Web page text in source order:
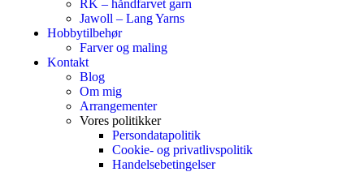
RK – håndfarvet garn
Jawoll – Lang Yarns
Hobbytilbehør
Farver og maling
Kontakt
Blog
Om mig
Arrangementer
Vores politikker
Persondatapolitik
Cookie- og privatlivspolitik
Handelsebetingelser